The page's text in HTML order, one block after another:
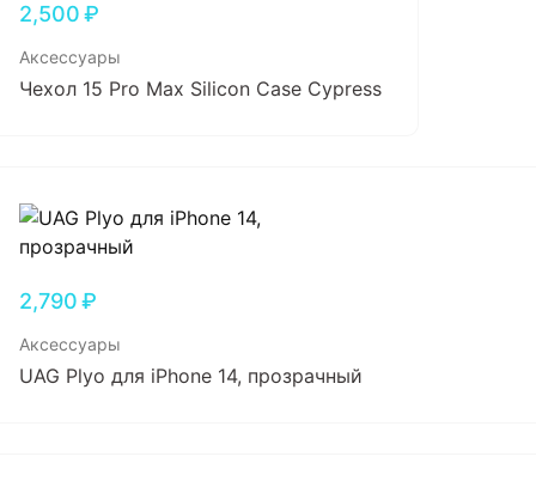
2,500₽
Аксессуары
Чехол 15 Pro Max Silicon Case Cypress
2,790₽
Аксессуары
UAG Plyo для iPhone 14, прозрачный